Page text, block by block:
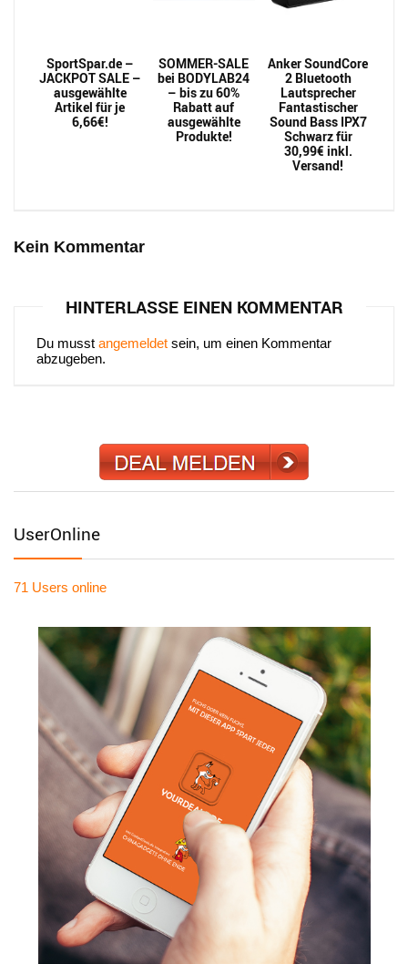
SportSpar.de –
JACKPOT SALE –
ausgewählte
Artikel für je
6,66€!
SOMMER-SALE
bei BODYLAB24
– bis zu 60%
Rabatt auf
ausgewählte
Produkte!
Anker SoundCore
2 Bluetooth
Lautsprecher
Fantastischer
Sound Bass IPX7
Schwarz für
30,99€ inkl.
Versand!
Kein Kommentar
HINTERLASSE EINEN KOMMENTAR
Du musst angemeldet sein, um einen Kommentar
abzugeben.
UserOnline
71 Users online